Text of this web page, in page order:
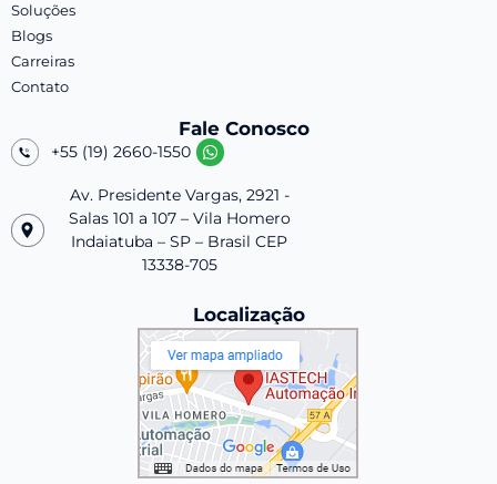
Soluções
Blogs
Carreiras
Contato
Fale Conosco
+55 (19) 2660-1550
Av. Presidente Vargas, 2921 -
Salas 101 a 107 – Vila Homero
Indaiatuba – SP – Brasil CEP
13338-705
Localização